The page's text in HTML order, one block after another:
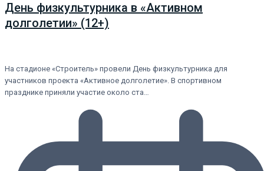
День физкультурника в «Активном
долголетии» (12+)
На стадионе «Строитель» провели День физкультурника для
участников проекта «Активное долголетие». В спортивном
празднике приняли участие около ста…